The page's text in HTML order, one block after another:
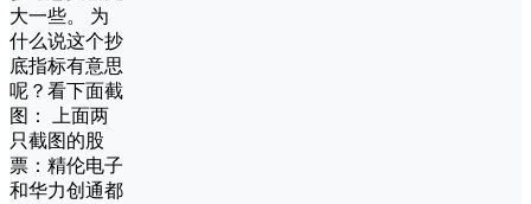
大一些。 为
什么说这个抄
底指标有意思
呢？看下面截
图： 上面两
只截图的股
票：精伦电子
和华力创通都